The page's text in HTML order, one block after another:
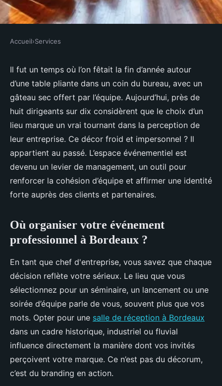
Les meilleures options de salles
de réception à Bordeaux
Nicet•31/03/2026 17:53 •9 min de lecture
Accueil›Services
Il fut un temps où l’on fêtait la fin d’année autour
d’une table pliante dans un coin du bureau, avec un
gâteau sec offert par l’équipe. Aujourd’hui, près de
huit dirigeants sur dix considèrent que le choix d’un
lieu marque un vrai tournant dans la perception de
leur entreprise. Ce décor froid et impersonnel ? Il
appartient au passé. L’espace événementiel est
devenu un levier de management, un outil pour
renforcer la cohésion d’équipe et affirmer une identité
forte auprès des clients et partenaires.
Où organiser votre événement
professionnel à Bordeaux ?
En tant que chef d'entreprise, vous savez que chaque
décision reflète votre sérieux. Le lieu que vous
sélectionnez pour un séminaire, un lancement ou une
soirée d’équipe parle de vous, souvent plus que vos
mots. Opter pour une salle de réception à Bordeaux
dans un cadre historique, industriel ou fluvial
influence directement la manière dont vos invités
perçoivent votre marque. Ce n’est pas du décorum,
c’est du branding en action.